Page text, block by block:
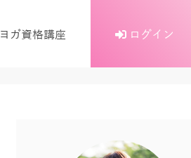
ヨガ資格講座 ログイン